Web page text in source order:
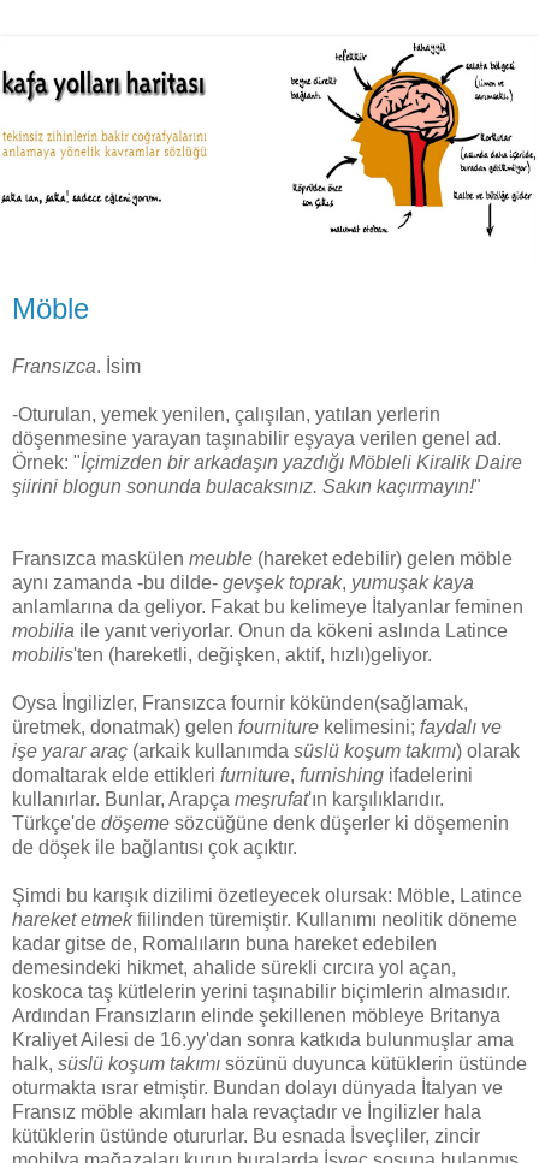
Möble
Fransızca. İsim
-Oturulan, yemek yenilen, çalışılan, yatılan yerlerin
döşenmesine yarayan taşınabilir eşyaya verilen genel ad.
Örnek: "İçimizden bir arkadaşın yazdığı Möbleli Kiralik Daire
şiirini blogun sonunda bulacaksınız. Sakın kaçırmayın!"
Fransızca maskülen meuble (hareket edebilir) gelen möble
aynı zamanda -bu dilde- gevşek toprak, yumuşak kaya
anlamlarına da geliyor. Fakat bu kelimeye İtalyanlar feminen
mobilia ile yanıt veriyorlar. Onun da kökeni aslında Latince
mobilis'ten (hareketli, değişken, aktif, hızlı)geliyor.
Oysa İngilizler, Fransızca fournir kökünden(sağlamak,
üretmek, donatmak) gelen fourniture kelimesini; faydalı ve
işe yarar araç (arkaik kullanımda süslü koşum takımı) olarak
domaltarak elde ettikleri furniture, furnishing ifadelerini
kullanırlar. Bunlar, Arapça meşrufat'ın karşılıklarıdır.
Türkçe'de döşeme sözcüğüne denk düşerler ki döşemenin
de döşek ile bağlantısı çok açıktır.
Şimdi bu karışık dizilimi özetleyecek olursak: Möble, Latince
hareket etmekfiilinden türemiştir. Kullanımı neolitik döneme
kadar gitse de, Romalıların buna hareket edebilen
demesindeki hikmet, ahalide sürekli cırcıra yol açan,
koskoca taş kütlelerin yerini taşınabilir biçimlerin almasıdır.
Ardından Fransızların elinde şekillenen möbleye Britanya
Kraliyet Ailesi de 16.yy'dan sonra katkıda bulunmuşlar ama
halk, süslü koşum takımı sözünü duyunca kütüklerin üstünde
oturmakta ısrar etmiştir. Bundan dolayı dünyada İtalyan ve
Fransız möble akımları hala revaçtadır ve İngilizler hala
kütüklerin üstünde otururlar. Bu esnada İsveçliler, zincir